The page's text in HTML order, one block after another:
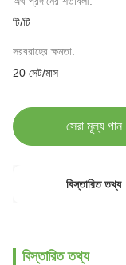
টি/টি
সরবরাহের ক্ষমতা:
20 সেট/মাস
সেরা মূল্য পান
বিস্তারিত তথ্য
বিস্তারিত তথ্য